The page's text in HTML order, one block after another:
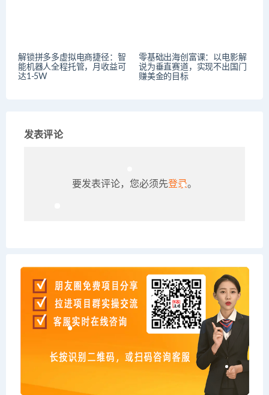
解锁拼多多虚拟电商捷径：智
能机器人全程托管，月收益可
达1-5W
零基础出海创富课：以电影解
说为垂直赛道，实现不出国门
赚美金的目标
发表评论
要发表评论，您必须先登录。